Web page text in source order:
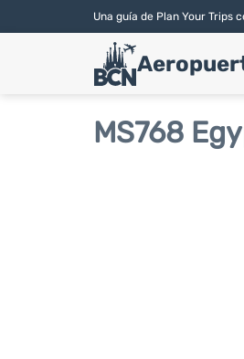
Una guía de Plan Your Trips
MS768